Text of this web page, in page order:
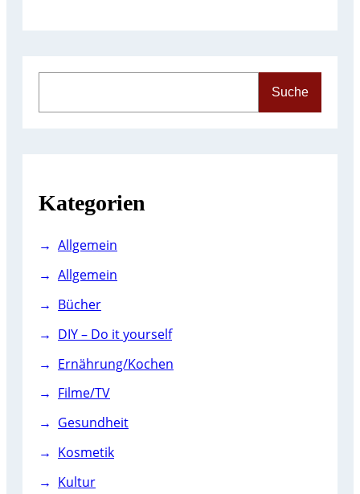
Suche
Kategorien
Allgemein
Allgemein
Bücher
DIY – Do it yourself
Ernährung/Kochen
Filme/TV
Gesundheit
Kosmetik
Kultur